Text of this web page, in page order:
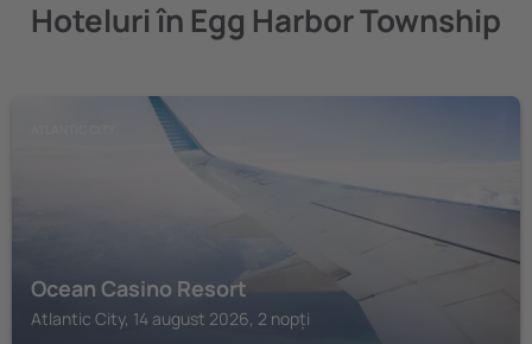
Hoteluri în Egg Harbor Township
Ocean Casino Resort
Atlantic City, 14 august 2026, 2 nopți